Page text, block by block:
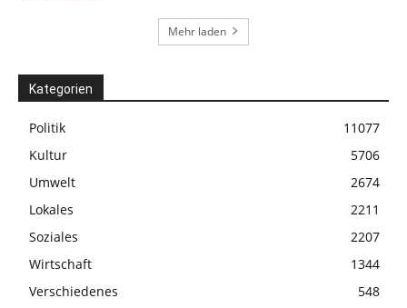
Mehr laden
Kategorien
Politik
11077
Kultur
5706
Umwelt
2674
Lokales
2211
Soziales
2207
Wirtschaft
1344
Verschiedenes
548